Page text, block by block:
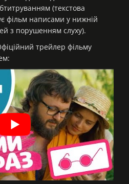
(текстова
фільм написами у нижній
з порушенням слуху).
трейлер фільму